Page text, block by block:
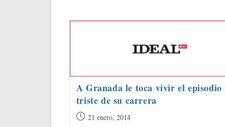
A Granada le toca vivir el episodio
triste de su carrera
Publicación
21 enero, 2014